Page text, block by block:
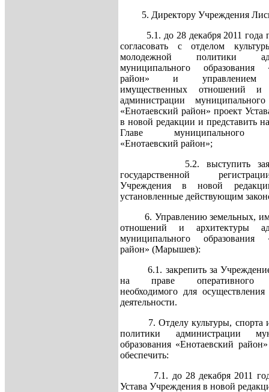
5. Директору Учреждения
5.1. до 28 декабря 2011 года
согласовать с отделом
молодежной политики
муниципального образования
район» и управлением
имущественных отношений и
администрации муниципального
«Енотаевский район» проект
в новой редакции и представить
Главе муниципального
«Енотаевский район»;
5.2. выступить
государственной
Учреждения в новой
установленные действующим
6. Управлению земельных,
отношений и архитектуры
муниципального образования
район» (Марышев):
6.1. закрепить за
на праве оперативного
необходимого для осуществления
деятельности.
7. Отделу культуры, спорта
политики администрации
образования «Енотаевский
обеспечить:
7.1. до 28 декабря 2011 года
Устава Учреждения в новой